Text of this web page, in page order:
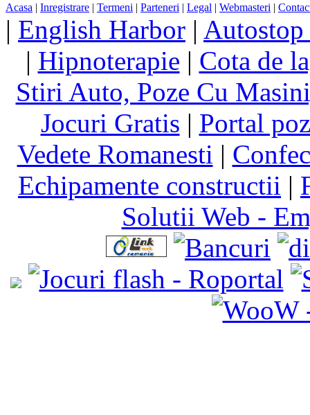
Acasa | Inregistrare | Termeni | Parteneri | Legal | Webmasteri |
| English Harbor |
| Hipnoterapie | Cota de
Stiri Auto, Poze Cu
Jocuri Gratis | Portal
Vedete Romanesti |
Echipamente constructii |
Solutii Web -